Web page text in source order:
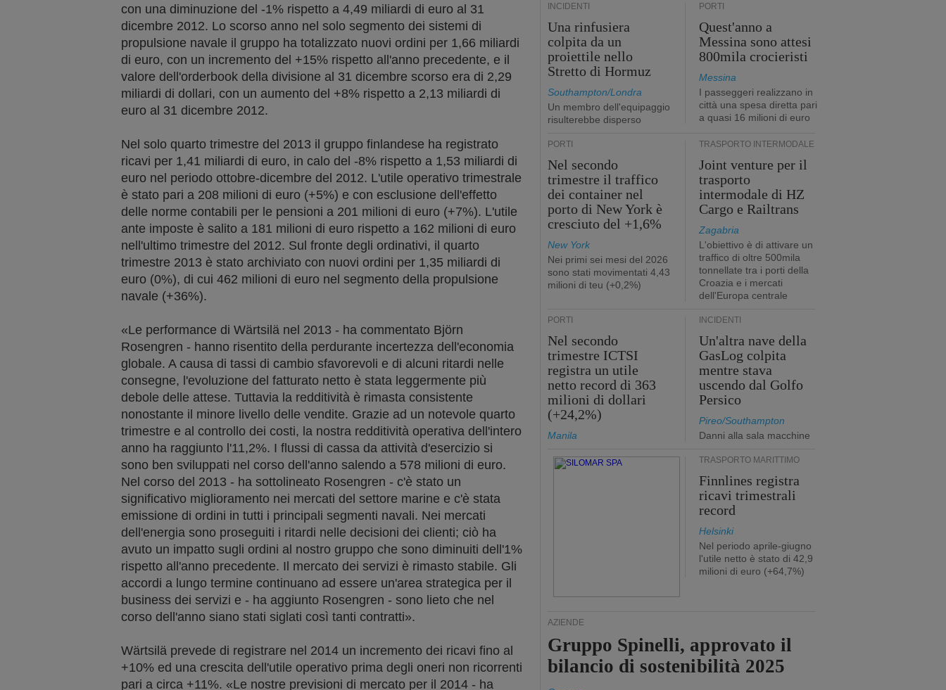
con una diminuzione del -1% rispetto a 4,49 miliardi di euro al 31
dicembre 2012. Lo scorso anno nel solo segmento dei sistemi di
propulsione navale il gruppo ha totalizzato nuovi ordini per 1,66 miliardi
di euro, con un incremento del +15% rispetto all'anno precedente, e il
valore dell'orderbook della divisione al 31 dicembre scorso era di 2,29
miliardi di dollari, con un aumento del +8% rispetto a 2,13 miliardi di
euro al 31 dicembre 2012.
Nel solo quarto trimestre del 2013 il gruppo finlandese ha registrato
ricavi per 1,41 miliardi di euro, in calo del -8% rispetto a 1,53 miliardi di
euro nel periodo ottobre-dicembre del 2012. L'utile operativo trimestrale
è stato pari a 208 milioni di euro (+5%) e con esclusione dell'effetto
delle norme contabili per le pensioni a 201 milioni di euro (+7%). L'utile
ante imposte è salito a 181 milioni di euro rispetto a 162 milioni di euro
nell'ultimo trimestre del 2012. Sul fronte degli ordinativi, il quarto
trimestre 2013 è stato archiviato con nuovi ordini per 1,35 miliardi di
euro (0%), di cui 462 milioni di euro nel segmento della propulsione
navale (+36%).
«Le performance di Wärtsilä nel 2013 - ha commentato Björn
Rosengren - hanno risentito della perdurante incertezza dell'economia
globale. A causa di tassi di cambio sfavorevoli e di alcuni ritardi nelle
consegne, l'evoluzione del fatturato netto è stata leggermente più
debole delle attese. Tuttavia la redditività è rimasta consistente
nonostante il minore livello delle vendite. Grazie ad un notevole quarto
trimestre e al controllo dei costi, la nostra redditività operativa dell'intero
anno ha raggiunto l'11,2%. I flussi di cassa da attività d'esercizio si
sono ben sviluppati nel corso dell'anno salendo a 578 milioni di euro.
Nel corso del 2013 - ha sottolineato Rosengren - c'è stato un
significativo miglioramento nei mercati del settore marine e c'è stata
emissione di ordini in tutti i principali segmenti navali. Nei mercati
dell'energia sono proseguiti i ritardi nelle decisioni dei clienti; ciò ha
avuto un impatto sugli ordini al nostro gruppo che sono diminuiti dell'1%
rispetto all'anno precedente. Il mercato dei servizi è rimasto stabile. Gli
accordi a lungo termine continuano ad essere un'area strategica per il
business dei servizi e - ha aggiunto Rosengren - sono lieto che nel
corso dell'anno siano stati siglati così tanti contratti».
Wärtsilä prevede di registrare nel 2014 un incremento dei ricavi fino al
+10% ed una crescita dell'utile operativo prima degli oneri non ricorrenti
pari a circa +11%. «Le nostre previsioni di mercato per il 2014 - ha
INCIDENTI
Una rinfusiera
colpita da un
proiettile nello
Stretto di Hormuz
Southampton/Londra
Un membro dell'equipaggio
risulterebbe disperso
PORTI
Quest'anno a
Messina sono attesi
800mila crocieristi
Messina
I passeggeri realizzano in
città una spesa diretta pari
a quasi 16 milioni di euro
PORTI
Nel secondo
trimestre il traffico
dei container nel
porto di New York è
cresciuto del +1,6%
New York
Nei primi sei mesi del 2026
sono stati movimentati 4,43
milioni di teu (+0,2%)
TRASPORTO INTERMODALE
Joint venture per il
trasporto
intermodale di HZ
Cargo e Railtrans
Zagabria
L'obiettivo è di attivare un
traffico di oltre 500mila
tonnellate tra i porti della
Croazia e i mercati
dell'Europa centrale
PORTI
Nel secondo
trimestre ICTSI
registra un utile
netto record di 363
milioni di dollari
(+24,2%)
Manila
INCIDENTI
Un'altra nave della
GasLog colpita
mentre stava
uscendo dal Golfo
Persico
Pireo/Southampton
Danni alla sala macchine
TRASPORTO MARITTIMO
Finnlines registra
ricavi trimestrali
record
Helsinki
Nel periodo aprile-giugno
l'utile netto è stato di 42,9
milioni di euro (+64,7%)
AZIENDE
Gruppo Spinelli, approvato il
bilancio di sostenibilità 2025